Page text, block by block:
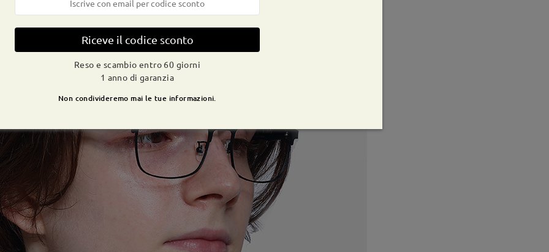
Riceve il codice sconto
Reso e scambio entro 60 giorni
1 anno di garanzia
Non condivideremo mai le tue informazioni.